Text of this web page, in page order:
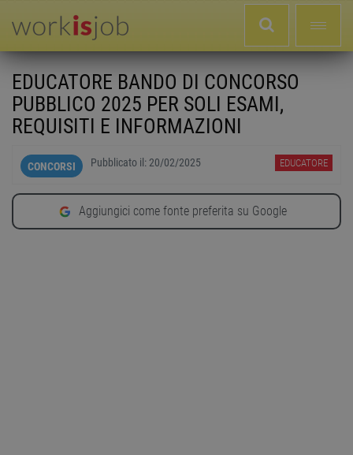
EDUCATORE BANDO DI CONCORSO
PUBBLICO 2025 PER SOLI ESAMI,
REQUISITI E INFORMAZIONI
CONCORSI Pubblicato il: 20/02/2025 EDUCATORE
Aggiungici come fonte preferita su Google